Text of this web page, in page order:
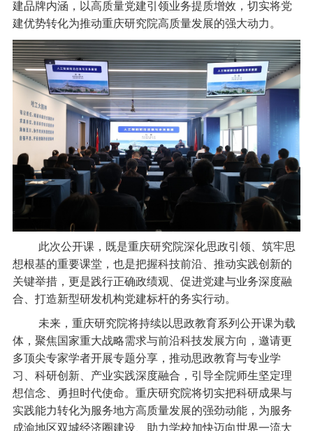
建品牌内涵，以高质量党建引领业务提质增效，切实将党
建优势转化为推动重庆研究院高质量发展的强大动力。
此次公开课，既是重庆研究院深化思政引领、筑牢思
想根基的重要课堂，也是把握科技前沿、推动实践创新的
关键举措，更是践行正确政绩观、促进党建与业务深度融
合、打造新型研发机构党建标杆的务实行动。
未来，重庆研究院将持续以思政教育系列公开课为载
体，聚焦国家重大战略需求与前沿科技发展方向，邀请更
多顶尖专家学者开展专题分享，推动思政教育与专业学
习、科研创新、产业实践深度融合，引导全院师生坚定理
想信念、勇担时代使命。重庆研究院将切实把科研成果与
实践能力转化为服务地方高质量发展的强劲动能，为服务
成渝地区双城经济圈建设、助力学校加快迈向世界一流大